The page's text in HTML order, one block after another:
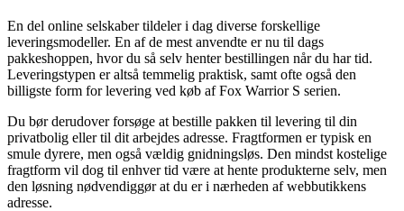
En del online selskaber tildeler i dag diverse forskellige
leveringsmodeller. En af de mest anvendte er nu til dags
pakkeshoppen, hvor du så selv henter bestillingen når du har tid.
Leveringstypen er altså temmelig praktisk, samt ofte også den
billigste form for levering ved køb af Fox Warrior S serien.
Du bør derudover forsøge at bestille pakken til levering til din
privatbolig eller til dit arbejdes adresse. Fragtformen er typisk en
smule dyrere, men også vældig gnidningsløs. Den mindst kostelige
fragtform vil dog til enhver tid være at hente produkterne selv, men
den løsning nødvendiggør at du er i nærheden af webbutikkens
adresse.